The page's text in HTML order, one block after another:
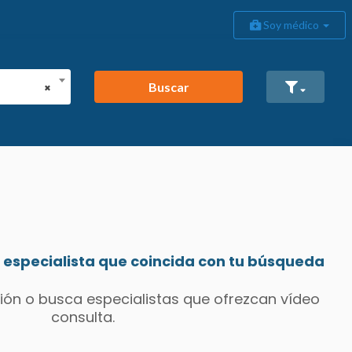
Soy médico
× Buscar
que coincida con tu búsqueda
o busca especialistas que ofrezcan vídeo
consulta.